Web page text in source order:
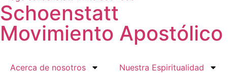
Schoenstatt
Movimiento Apostólico
Acerca de nosotros Nuestra Espiritualidad